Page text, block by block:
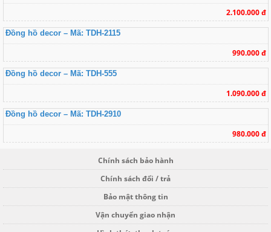
2.100.000 đ
Đồng hồ decor – Mã: TDH-2115
990.000 đ
Đồng hồ decor – Mã: TDH-555
1.090.000 đ
Đồng hồ decor – Mã: TDH-2910
980.000 đ
Chính sách bảo hành
Chính sách đổi / trả
Bảo mật thông tin
Vận chuyển giao nhận